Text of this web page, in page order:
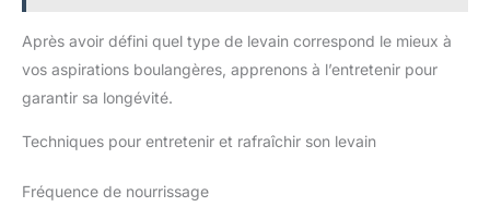
Après avoir défini quel type de levain correspond le mieux à
vos aspirations boulangères, apprenons à l’entretenir pour
garantir sa longévité.
Techniques pour entretenir et rafraîchir son levain
Fréquence de nourrissage